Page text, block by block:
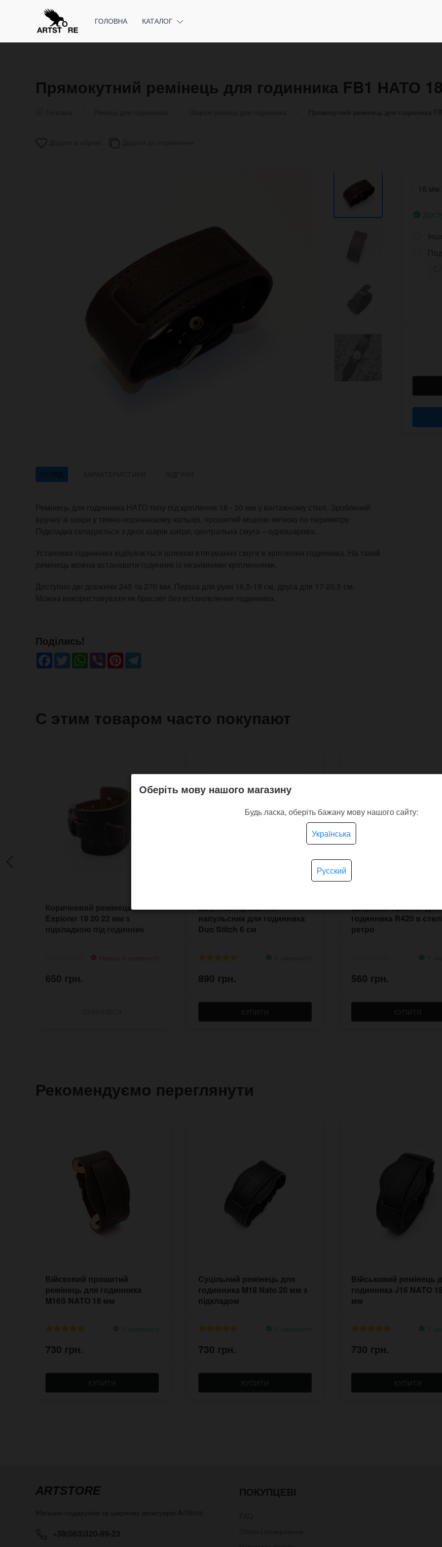
ГОЛОВНА КАТАЛОГ
Прямокутний ремінець для годинника FB1 НАТО
Прямокутний ремінець для годинника
ОГЛЯД
Ремінець для годинника НАТО типу під кріплення 18 - 20 мм у вінтажному стилі. Зроблений
вручну зі шкіри у темно-коричневому кольорі, прошитий міцною ниткою по периметру.
Підкладка складається з двох шарів шкіри, центральна смуга – одношарова.
Установка годинника відбувається шляхом втягування смуги в кріплення годинника. На такий
ремінець можна встановити годинник із незнімними кріпленнями.
Доступно дві довжини 245 та 270 мм. Перша для руки 16,5-19 см, друга для 17-20,5 см.
Можна використовувати як браслет без встановлення годинника.
Поділись!
Facebook
TwitterWhatsApp
ViberPinterest
С этим товаром часто покупают
Коричневий ремінець
Explorer 18 20 22 мм з
підкладкою під годинник
650 грн.
Широкий прошитий
напульсник для годинника
Duo Stitch 6 см
У наявності
890 грн.
КУПИТИ
Шкіряний браслет для
годинника R420 в стилі
ретро
У
560 грн.
КУПИТИ
Рекомендуємо переглянути
Війсковий прошитий
ремінець для годинника
M16S NATO 18 мм
У наявності
730 грн.
КУПИТИ
Cуцільний ремінець для
годинника M18 Nato 20 мм з
підкладом
У наявності
730 грн.
КУПИТИ
Військовий ремінець
годинника J16 NATO
мм
У
730 грн.
КУПИТИ
ARTSTORE ПОКУПЦЕВІ
Оберіть мову нашого магазину
Будь ласка, оберіть бажану мову нашого сайту:
Українська
Русский